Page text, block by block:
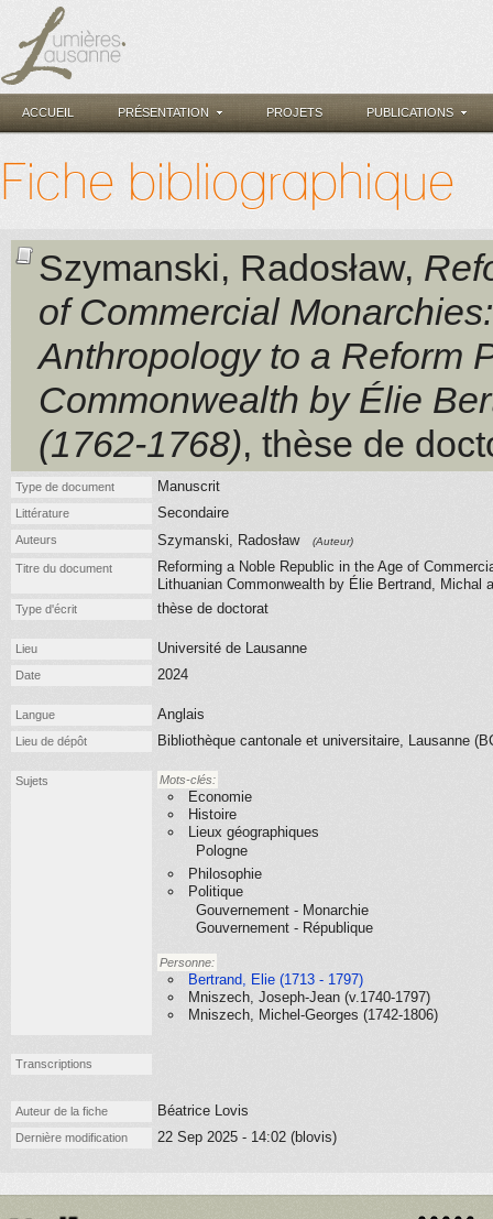
ACCUEIL PRÉSENTATION PROJETS PUBLICATIONS
Fiche bibliographique
Szymanski, Radosław,
of Commercial
Anthropology to a Reform
Commonwealth by Élie
(1762-1768), thèse de
Type de document Manuscrit
Littérature Secondaire
Auteurs Szymanski, Radosław (Auteur)
Titre du document
Reforming a Noble Republic in the Age of
Lithuanian Commonwealth by Élie Bertrand, Michal
Type d'écrit thèse de doctorat
Lieu Université de Lausanne
Date 2024
Langue Anglais
Lieu de dépôt Bibliothèque cantonale et universitaire, Lausanne
Sujets Mots-clés:
Economie
Histoire
Lieux géographiques
Pologne
Philosophie
Politique
Gouvernement - Monarchie
Gouvernement - République
Personne:
Bertrand, Elie (1713 - 1797)
Mniszech, Joseph-Jean (v.1740-1797)
Mniszech, Michel-Georges (1742-1806)
Transcriptions
Auteur de la fiche Béatrice Lovis
Dernière modification 22 Sep 2025 - 14:02 (blovis)